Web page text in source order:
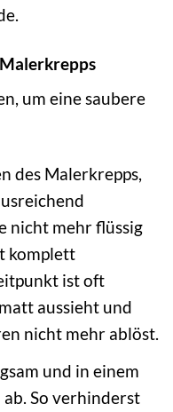
um eine saubere
des Malerkrepps,
nicht mehr flüssig
komplett
ist oft
aussieht und
nicht mehr ablöst.
und in einem
So verhinderst